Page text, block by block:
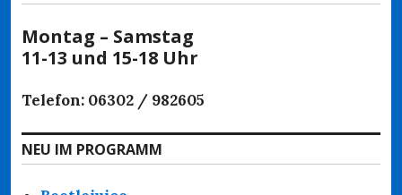
Montag – Samstag
11-13 und 15-18 Uhr
Telefon: 06302 / 982605
NEU IM PROGRAMM